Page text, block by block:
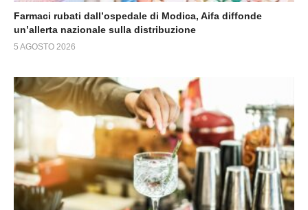
Farmaci rubati dall’ospedale di Modica, Aifa diffonde
un’allerta nazionale sulla distribuzione
5 AGOSTO 2026